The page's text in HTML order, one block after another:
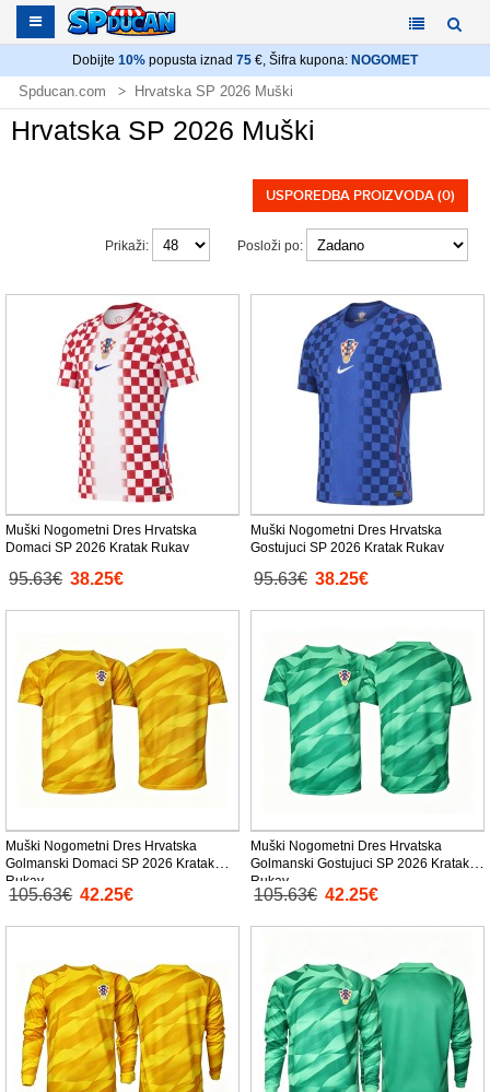
Dobijte 10% popusta iznad 75 €, Šifra kupona: NOGOMET
Spducan.com Hrvatska SP 2026 Muški
Hrvatska SP 2026 Muški
USPOREDBA PROIZVODA (0)
Posloži po:
Prikaži:
Muški Nogometni Dres Hrvatska
Domaci SP 2026 Kratak Rukav
95.63€ 38.25€
Muški Nogometni Dres Hrvatska
Gostujuci SP 2026 Kratak Rukav
95.63€ 38.25€
Muški Nogometni Dres Hrvatska
Golmanski Domaci SP 2026 Kratak
Rukav
105.63€ 42.25€
Muški Nogometni Dres Hrvatska
Golmanski Gostujuci SP 2026 Kratak
Rukav
105.63€ 42.25€